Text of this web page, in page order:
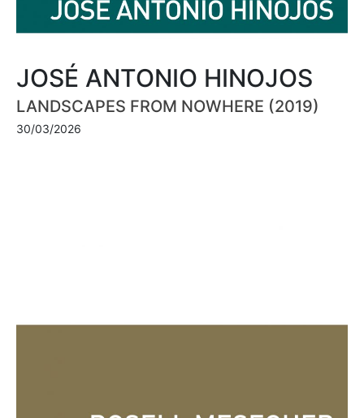
JOSÉ ANTONIO HINOJOS
LANDSCAPES FROM NOWHERE (2019)
30/03/2026